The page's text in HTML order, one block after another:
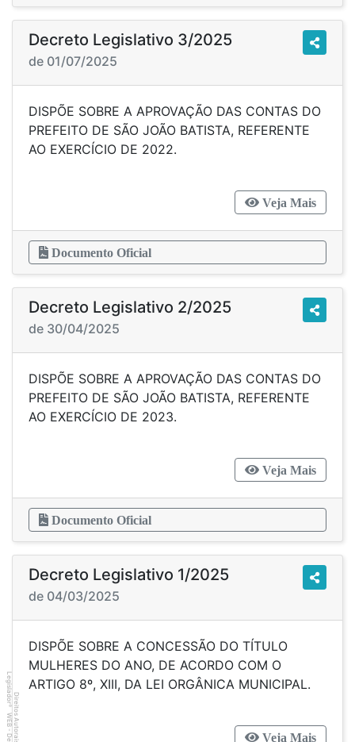
Decreto Legislativo 3/2025
de 01/07/2025
DISPÕE SOBRE A APROVAÇÃO DAS CONTAS DO
PREFEITO DE SÃO JOÃO BATISTA, REFERENTE
AO EXERCÍCIO DE 2022.
Veja Mais
Documento Oficial
Decreto Legislativo 2/2025
de 30/04/2025
DISPÕE SOBRE A APROVAÇÃO DAS CONTAS DO
PREFEITO DE SÃO JOÃO BATISTA, REFERENTE
AO EXERCÍCIO DE 2023.
Veja Mais
Documento Oficial
Decreto Legislativo 1/2025
de 04/03/2025
DISPÕE SOBRE A CONCESSÃO DO TÍTULO
MULHERES DO ANO, DE ACORDO COM O
ARTIGO 8º, XIII, DA LEI ORGÂNICA MUNICIPAL.
Veja Mais
Direitos Autorais
Legislador
®